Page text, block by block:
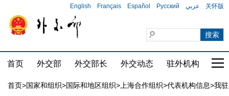
English Français Español Русский عربي 关怀版
首页 外交部 外交部长 外交动态 驻外机构 国
首页>国家和组织>国际和地区组织> 上海合作组织>代表机构信息>我驻